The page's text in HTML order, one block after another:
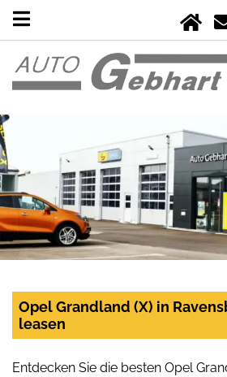
Opel Grandland (X) in
leasen
Entdecken Sie die besten Opel